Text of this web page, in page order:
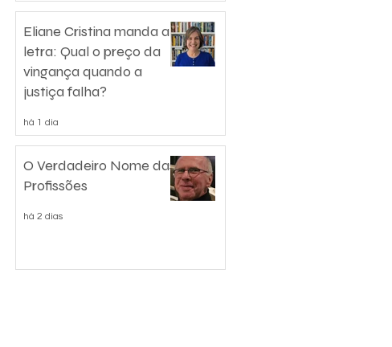
Eliane Cristina manda a
letra: Qual o preço da
vingança quando a
justiça falha?
há 1 dia
O Verdadeiro Nome das
Profissões
há 2 dias